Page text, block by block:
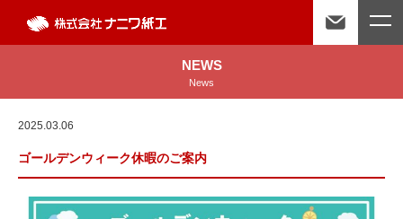
NEWS
News
2025.03.06
ゴールデンウィーク休暇のご案内